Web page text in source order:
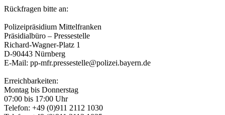
Rückfragen bitte an:
Polizeipräsidium Mittelfranken
Präsidialbüro – Pressestelle
Richard-Wagner-Platz 1
D-90443 Nürnberg
E-Mail: pp-mfr.pressestelle@polizei.bayern.de
Erreichbarkeiten:
Montag bis Donnerstag
07:00 bis 17:00 Uhr
Telefon: +49 (0)911 2112 1030